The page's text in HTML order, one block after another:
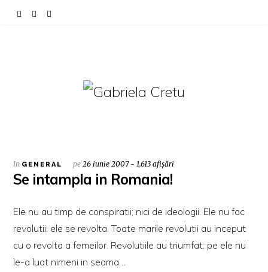
In GENERAL pe 26 iunie 2007 - 1.613 afișări
Se intampla in Romania!
Ele nu au timp de conspiratii; nici de ideologii. Ele nu fac
revolutii: ele se revolta. Toate marile revolutii au inceput
cu o revolta a femeilor. Revolutiile au triumfat; pe ele nu
le-a luat nimeni in seama…